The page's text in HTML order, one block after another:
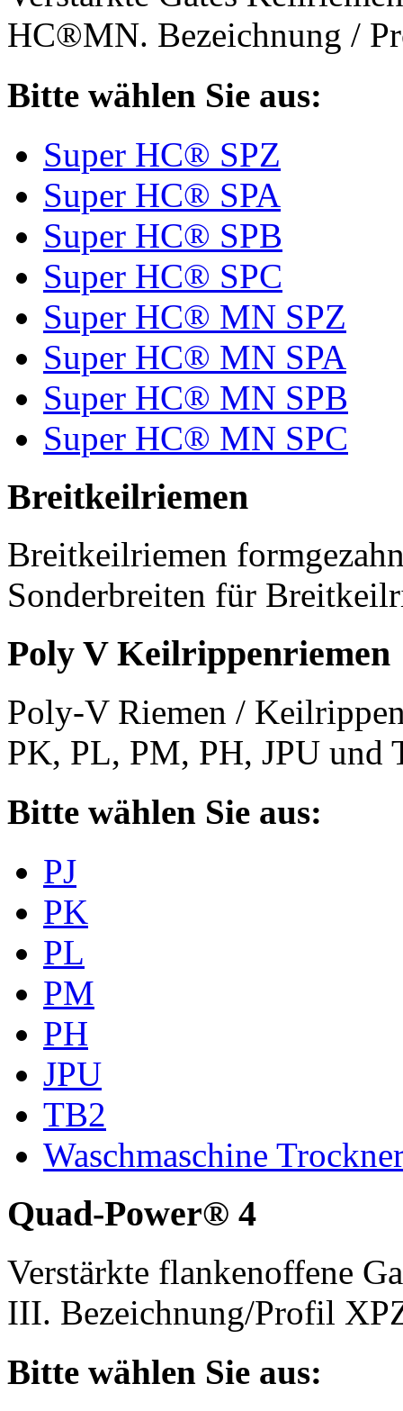
HC®MN. Bezeichnung /
Bitte wählen Sie aus:
Super HC® SPZ
Super HC® SPA
Super HC® SPB
Super HC® SPC
Super HC® MN SPZ
Super HC® MN SPA
Super HC® MN SPB
Super HC® MN SPC
Breitkeilriemen
Breitkeilriemen
Sonderbreiten für
Poly V Keilrippenriemen
Poly-V Riemen /
PK, PL, PM, PH, JPU und
Bitte wählen Sie aus:
PJ
PK
PL
PM
PH
JPU
TB2
Waschmaschine
Quad-Power® 4
Verstärkte flankenoffene
III. Bezeichnung/Profil
Bitte wählen Sie aus: